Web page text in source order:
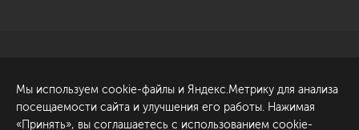
Обсудить проект
ул. Академика Павлова, 6
к1
Мы используем cookie-файлы и Яндекс.Метрику для анализа
посещаемости сайта и улучшения его работы. Нажимая
«Принять», вы соглашаетесь с использованием cookie-